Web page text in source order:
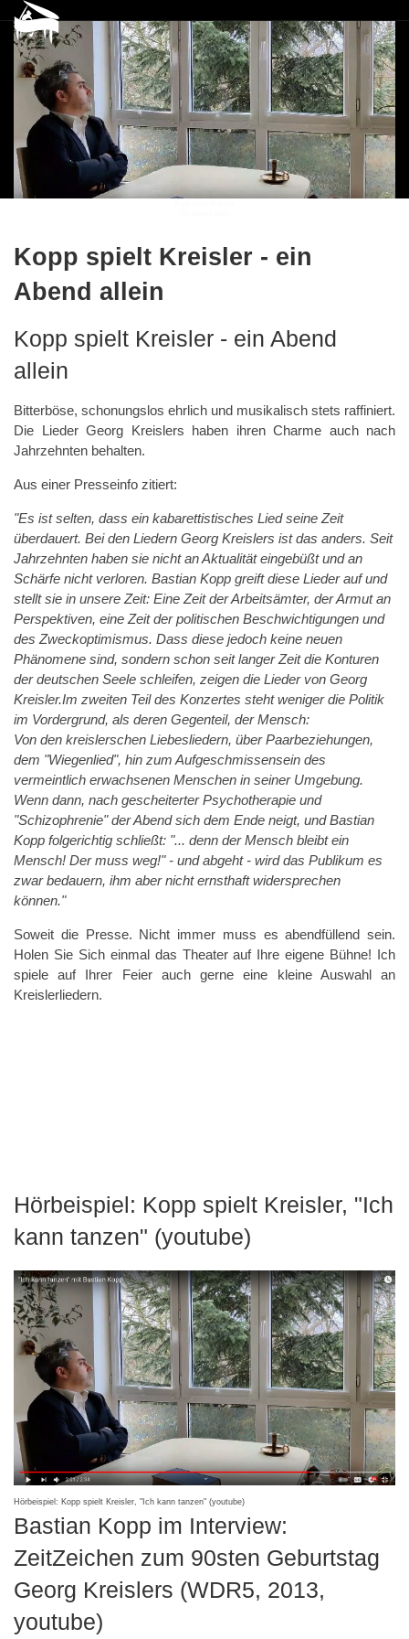
Kopp spielt Kreisler - ein
Abend allein
Kopp spielt Kreisler - ein Abend
allein
Bitterböse, schonungslos ehrlich und musikalisch stets raffiniert.
Die Lieder Georg Kreislers haben ihren Charme auch nach
Jahrzehnten behalten.
Aus einer Presseinfo zitiert:
"Es ist selten, dass ein kabarettistisches Lied seine Zeit
überdauert. Bei den Liedern Georg Kreislers ist das anders. Seit
Jahrzehnten haben sie nicht an Aktualität eingebüßt und an
Schärfe nicht verloren. Bastian Kopp greift diese Lieder auf und
stellt sie in unsere Zeit: Eine Zeit der Arbeitsämter, der Armut an
Perspektiven, eine Zeit der politischen Beschwichtigungen und
des Zweckoptimismus. Dass diese jedoch keine neuen
Phänomene sind, sondern schon seit langer Zeit die Konturen
der deutschen Seele schleifen, zeigen die Lieder von Georg
Kreisler.Im zweiten Teil des Konzertes steht weniger die Politik
im Vordergrund, als deren Gegenteil, der Mensch:
Von den kreislerschen Liebesliedern, über Paarbeziehungen,
dem "Wiegenlied", hin zum Aufgeschmissensein des
vermeintlich erwachsenen Menschen in seiner Umgebung.
Wenn dann, nach gescheiterter Psychotherapie und
"Schizophrenie" der Abend sich dem Ende neigt, und Bastian
Kopp folgerichtig schließt: "... denn der Mensch bleibt ein
Mensch! Der muss weg!" - und abgeht - wird das Publikum es
zwar bedauern, ihm aber nicht ernsthaft widersprechen
können."
Soweit die Presse. Nicht immer muss es abendfüllend sein.
Holen Sie Sich einmal das Theater auf Ihre eigene Bühne! Ich
spiele auf Ihrer Feier auch gerne eine kleine Auswahl an
Kreislerliedern.
Hörbeispiel: Kopp spielt Kreisler, "Ich
kann tanzen" (youtube)
Hörbeispiel: Kopp spielt Kreisler, "Ich kann tanzen" (youtube)
Bastian Kopp im Interview:
ZeitZeichen zum 90sten Geburtstag
Georg Kreislers (WDR5, 2013,
youtube)